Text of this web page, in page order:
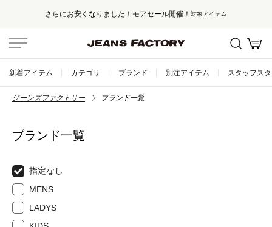
さらにお安くなりました！モアセール開催！ 対象アイテム
新着アイテム カテゴリ ブランド 別注アイテム スタッフス
ジーンズファクトリー ブランド一覧
ブランド一覧
指定なし
MENS
LADYS